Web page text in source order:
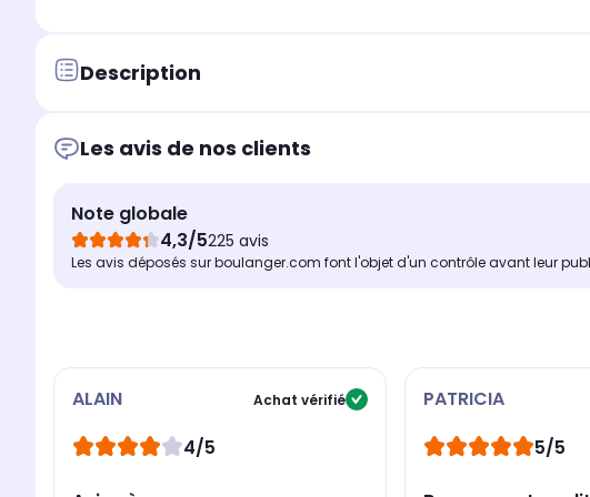
Description
Les avis de nos clients
Note globale
4,3/5225 avis
Les avis déposés sur boulanger.com font l'objet d'un contrôle avant leur
ALAIN Achat vérifié
4/5
PATRICIA
5/5